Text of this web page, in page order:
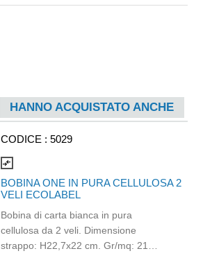
HANNO ACQUISTATO ANCHE
CODICE : 5029
compare_arrows
BOBINA ONE IN PURA CELLULOSA 2
VELI ECOLABEL
Bobina di carta bianca in pura
cellulosa da 2 veli. Dimensione
strappo: H22,7x22 cm. Gr/mq: 21